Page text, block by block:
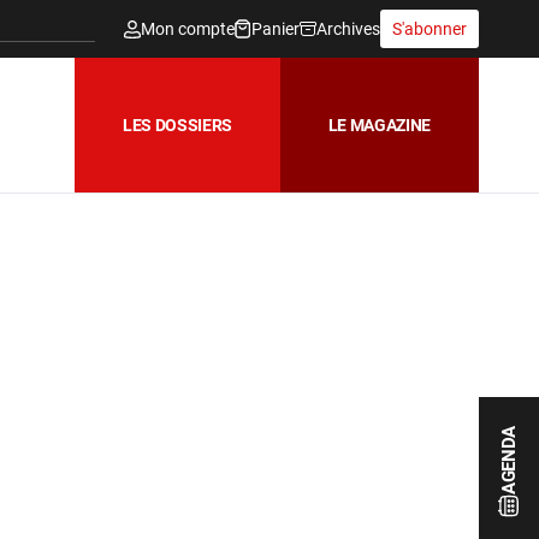
AGENDA
Mon compte Panier Archives S'abonner
LES DOSSIERS LE MAGAZINE